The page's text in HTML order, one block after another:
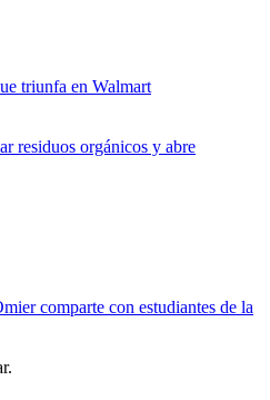
triunfa en Walmart
residuos orgánicos y abre
comparte con estudiantes de la